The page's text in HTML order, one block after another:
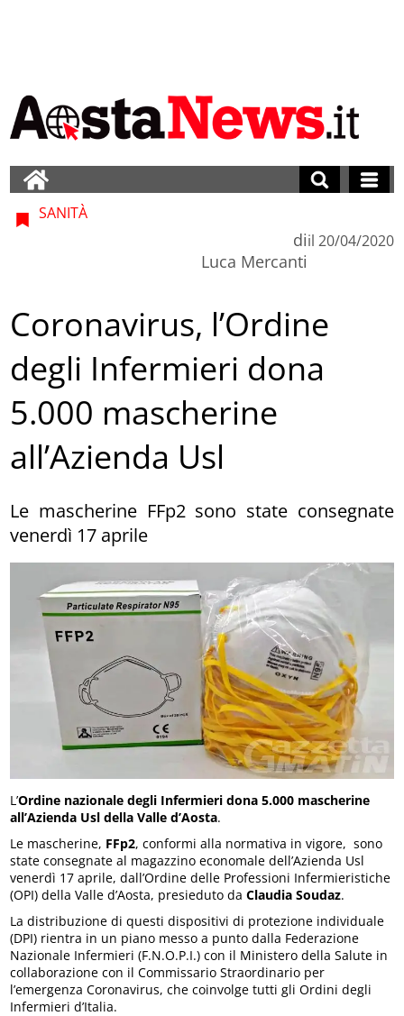
SANITÀ
di
Luca Mercanti
il 20/04/2020
Coronavirus, l’Ordine
degli Infermieri dona
5.000 mascherine
all’Azienda Usl
Le mascherine FFp2 sono state consegnate
venerdì 17 aprile
L’Ordine nazionale degli Infermieri dona 5.000 mascherine
all’Azienda Usl della Valle d’Aosta.
Le mascherine, FFp2, conformi alla normativa in vigore, sono
state consegnate al magazzino economale dell’Azienda Usl
venerdì 17 aprile, dall’Ordine delle Professioni Infermieristiche
(OPI) della Valle d’Aosta, presieduto daClaudia Soudaz.
La distribuzione di questi dispositivi di protezione individuale
(DPI) rientra in un piano messo a punto dalla Federazione
Nazionale Infermieri (F.N.O.P.I.) con il Ministero della Salute in
collaborazione con il Commissario Straordinario per
l’emergenza Coronavirus, che coinvolge tutti gli Ordini degli
Infermieri d’Italia.